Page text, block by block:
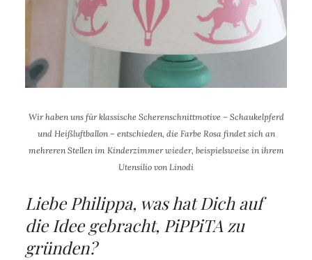
Wir haben uns für klassische Scherenschnittmotive – Schaukelpferd
und Heißluftballon – entschieden, die Farbe Rosa findet sich an
mehreren Stellen im Kinderzimmer wieder, beispielsweise in ihrem
Utensilio von Linodi
Liebe Philippa, was hat Dich auf
die Idee gebracht, PiPPiTA zu
gründen?